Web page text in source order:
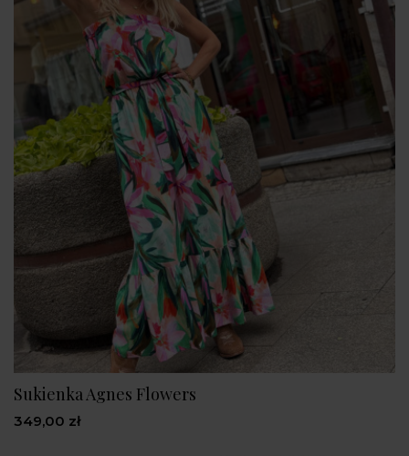
Sukienka Agnes Flowers
349,00 zł